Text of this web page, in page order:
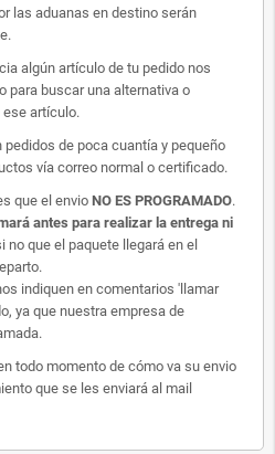
las aduanas en destino serán
algún artículo de tu pedido nos
para buscar una alternativa o
artículo.
de poca cuantía y pequeño
vía correo normal o certificado.
que el envio NO ES PROGRAMADO.
antes para realizar la entrega ni
no que el paquete llegará en el
indiquen en comentarios 'llamar
ya que nuestra empresa de
todo momento de cómo va su envio
que se les enviará al mail